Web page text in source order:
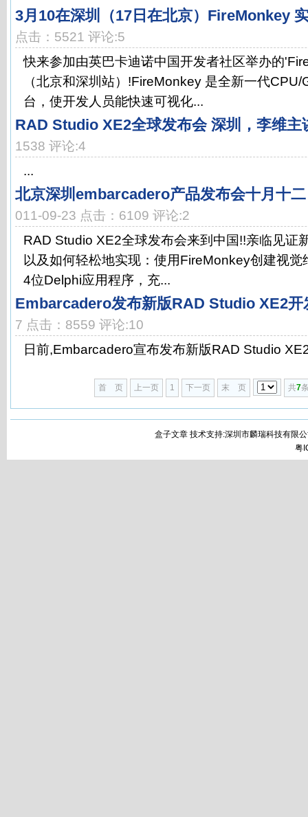
3月10在深圳（17日在北京）FireMonkey
点击：5521 评论:5
快来参加由英巴卡迪诺中国开发者社区举办的
（北京和深圳站）!FireMonkey 是全新一代
台，使开发人员能快速可视化...
RAD Studio XE2全球发布会 深圳，李维主
1538 评论:4
...
北京深圳embarcadero产品发布会十月十
011-09-23 点击：6109 评论:2
RAD Studio XE2全球发布会来到中国!!亲临见证
以及如何轻松地实现：使用FireMonkey创建视
4位Delphi应用程序，充...
Embarcadero发布新版RAD Studio XE2开
7 点击：8559 评论:10
日前,Embarcadero宣布发布新版RAD Studio
首 页 上一页 1 下一页 末 页 共7
盒子文章 技术支持:深圳市麟瑞科技有限
粤